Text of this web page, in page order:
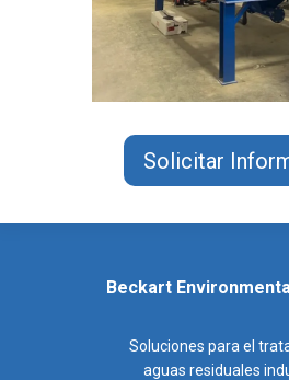
Solicitar
Beckart
Soluciones para el
aguas residuales